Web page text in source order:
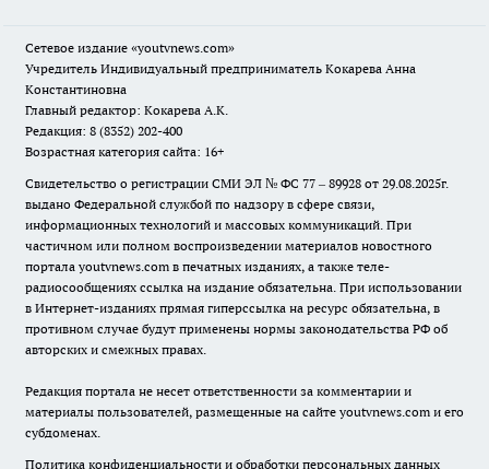
Сетевое издание «youtvnews.com»
Учредитель Индивидуальный предприниматель Кокарева Анна
Константиновна
Главный редактор: Кокарева А.К.
Редакция: 8 (8352) 202-400
Возрастная категория сайта: 16+
Свидетельство о регистрации СМИ ЭЛ № ФС 77 – 89928 от 29.08.2025г.
выдано Федеральной службой по надзору в сфере связи,
информационных технологий и массовых коммуникаций. При
частичном или полном воспроизведении материалов новостного
портала youtvnews.com в печатных изданиях, а также теле-
радиосообщениях ссылка на издание обязательна. При использовании
в Интернет-изданиях прямая гиперссылка на ресурс обязательна, в
противном случае будут применены нормы законодательства РФ об
авторских и смежных правах.
Редакция портала не несет ответственности за комментарии и
материалы пользователей, размещенные на сайте youtvnews.com и его
субдоменах.
Политика конфиденциальности и обработки персональных данных